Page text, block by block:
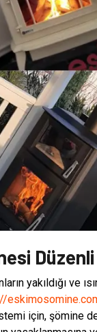
yakıldığı ve
için, şömine